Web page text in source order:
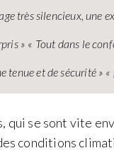
très silencieux, une
» « Tout dans le
tenue et de sécurité »
qui se sont vite
conditions